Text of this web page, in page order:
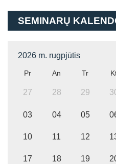
SEMINARŲ
2026 m. rugpjūtis
Pr An Tr
27 28 29
03 04 05
10 11 12
17 18 19